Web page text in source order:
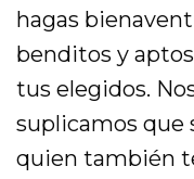
hagas
benditos y
tus elegidos.
suplicamos que
quien también